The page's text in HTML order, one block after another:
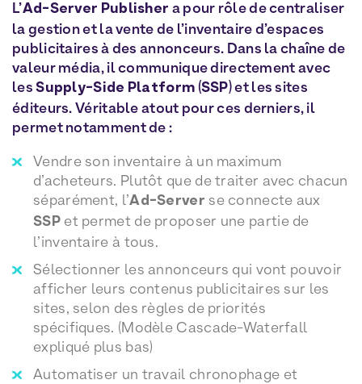
L’Ad-Server Publisher a pour rôle de centraliser
la gestion et la vente de l’inventaire d’espaces
publicitaires à des annonceurs. Dans la chaîne de
valeur média, il communique directement avec
lesSupply-Side Platform(SSP) et les sites
éditeurs. Véritable atout pour ces derniers, il
permet notamment de :
Vendre son inventaire à un maximum
d’acheteurs. Plutôt que de traiter avec chacun
séparément, l’Ad-Server se connecte aux
SSPet permet de proposer une partie de
l’inventaire à tous.
Sélectionner les annonceurs qui vont pouvoir
afficher leurs contenus publicitaires sur les
sites, selon des règles de priorités
spécifiques. (Modèle Cascade-Waterfall
expliqué plus bas)
Automatiser un travail chronophage et